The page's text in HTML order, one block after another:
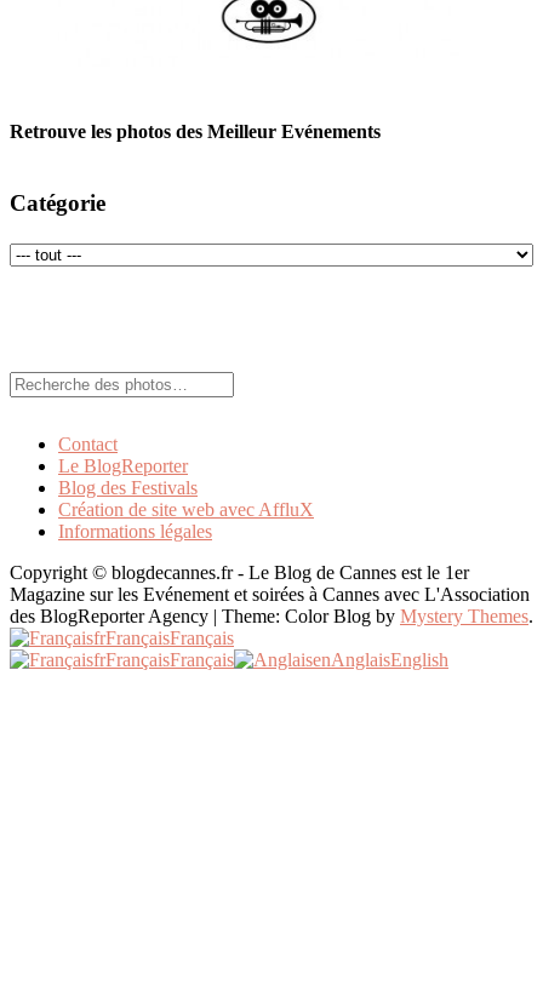
Retrouve les photos des Meilleur Evénements
Catégorie
Rechercher:
Contact
Le BlogReporter
Blog des Festivals
Création de site web avec AffluX
Informations légales
Copyright © blogdecannes.fr - Le Blog de Cannes est le 1er
Magazine sur les Evénement et soirées à Cannes avec L'Association
des BlogReporter Agency | Theme: Color Blog by Mystery Themes.
frFrançaisFrançais
frFrançaisFrançais enAnglaisEnglish